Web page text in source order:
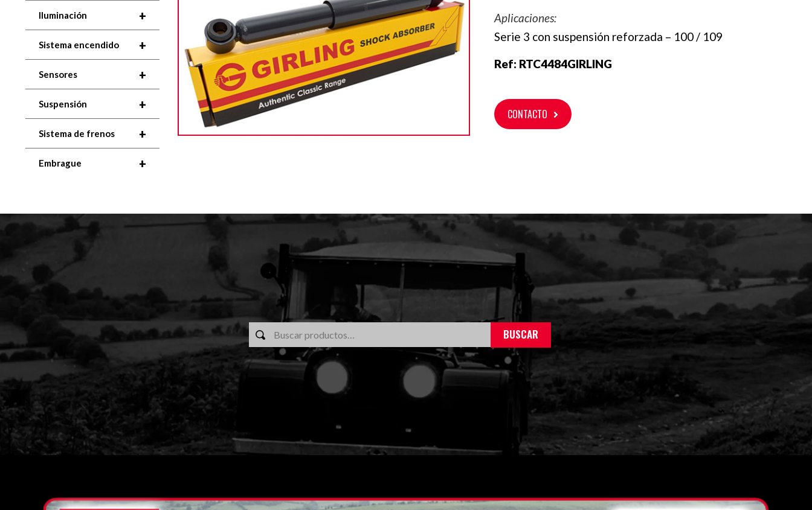
+
Iluminación
+
Sistema encendido
+
Sensores
+
Suspensión
+
Sistema de frenos
+
Embrague
Aplicaciones:
Serie 3 con suspensión reforzada – 100 / 109
Ref: RTC4484GIRLING
CONTACTO
BUSCAR